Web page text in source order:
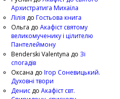
Архистратига Михаїла
Лілія до Гостьова книга
Ольга до Акафіст святому
великомученику і цілителю
Пантелеймону
Benderski Valentyna до Зі
спогадів
Оксана до Ігор Соневицький.
Духовні твори
Денис до Акафіст свт.